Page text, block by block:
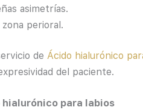
asimetrías.
perioral.
de Ácido hialurónico
del paciente.
para labios